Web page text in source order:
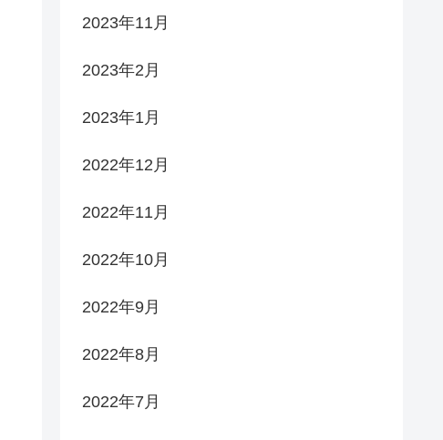
2023年11月
2023年2月
2023年1月
2022年12月
2022年11月
2022年10月
2022年9月
2022年8月
2022年7月